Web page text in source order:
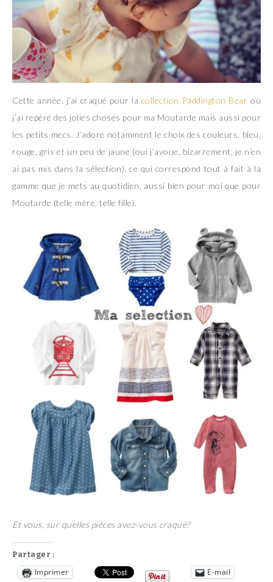
Cette année, j’ai craqué pour la collection Paddington Bear où
j’ai repéré des jolies choses pour ma Moutarde mais aussi pour
les petits mecs. J’adore notamment le choix des couleurs, bleu,
rouge, gris et un peu de jaune (oui j’avoue, bizarrement, je n’en
ai pas mis dans la sélection), ce qui correspond tout à fait à la
gamme que je mets au quotidien, aussi bien pour moi que pour
Moutarde (telle mère, telle fille).
Et vous, sur quelles pièces avez-vous craqué?
Partager :
Imprimer E-mail